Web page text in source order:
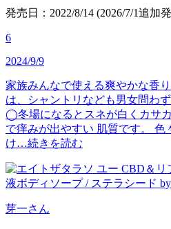
発売日：2022/8/14 (2026/7/1追加
6
2024/9/9
家族みんなで使える爽やかな香
は、シャントリなども男女問わ
◯冬場になるとスネが白くカサ
で痒みが出やすい 肌質です。 色
け…続きを読む
芽一さん